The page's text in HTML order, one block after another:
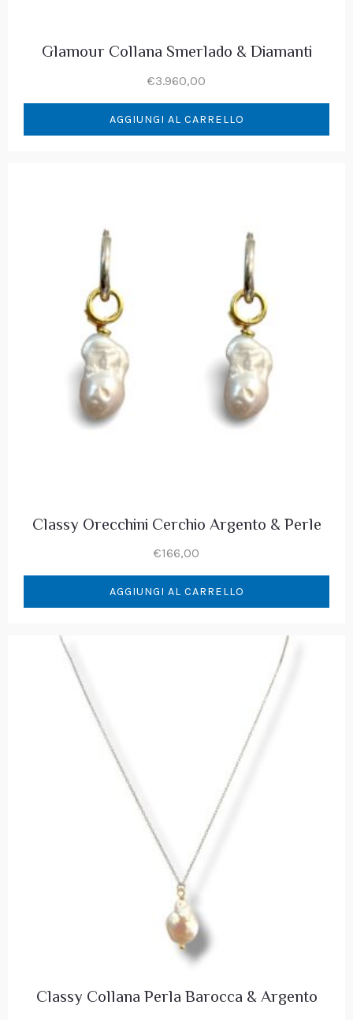
Glamour Collana Smerlado & Diamanti
€3.960,00
AGGIUNGI AL CARRELLO
Classy Orecchini Cerchio Argento & Perle
€166,00
AGGIUNGI AL CARRELLO
Classy Collana Perla Barocca & Argento